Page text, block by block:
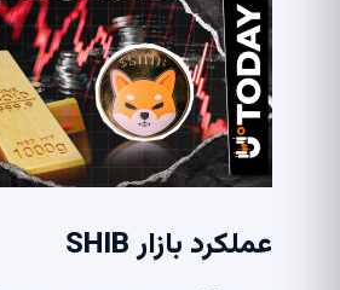
عملکرد بازار SHIB